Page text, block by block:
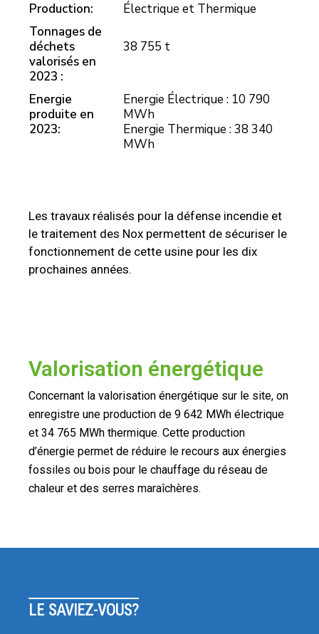
Production:
Électrique et Thermique
Tonnages de
déchets
valorisés en
2023 :
38 755 t
Energie
produite en
2023:
Energie Électrique : 10 790
MWh
Energie Thermique : 38 340
MWh
Les travaux réalisés pour la défense incendie et
le traitement des Nox permettent de sécuriser le
fonctionnement de cette usine pour les dix
prochaines années.
Valorisation énergétique
Concernant la valorisation énergétique sur le site, on
enregistre une production de 9 642 MWh électrique
et 34 765 MWh thermique. Cette production
d’énergie permet de réduire le recours aux énergies
fossiles ou bois pour le chauffage du réseau de
chaleur et des serres maraîchères.
LE SAVIEZ-VOUS?